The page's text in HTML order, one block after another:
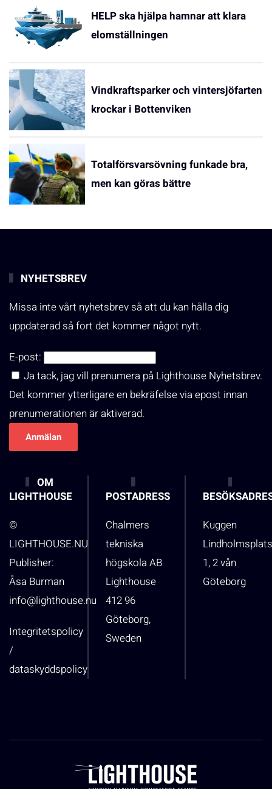
HELP ska hjälpa hamnar att klara
elomställningen
Vindkraftsparker och vintersjöfarten
krockar i Bottenviken
Totalförsvarsövning funkade bra,
men kan göras bättre
NYHETSBREV
Missa inte vårt nyhetsbrev så att du kan hålla dig
uppdaterad så fort det kommer något nytt.
E-post:
Ja tack, jag vill prenumera på Lighthouse Nyhetsbrev.
Det kommer ytterligare en bekräfelse via epost innan
prenumerationen är aktiverad.
OM
LIGHTHOUSE
©
LIGHTHOUSE.NU
Publisher:
Åsa Burman
info@lighthouse.nu
Integritetspolicy
/
dataskyddspolicy
POSTADRESS
Chalmers
tekniska
högskola AB
Lighthouse
412 96
Göteborg,
Sweden
Kuggen
1, 2 vån
Göteborg